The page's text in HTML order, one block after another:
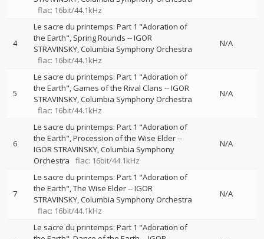
flac: 16bit/44.1kHz
4
Le sacre du printemps: Part 1 "Adoration of
the Earth", Spring Rounds --IGOR
STRAVINSKY Columbia Symphony Orchestra
flac: 16bit/44.1kHz
N/A
5
Le sacre du printemps: Part 1 "Adoration of
the Earth", Games of the Rival Clans --IGOR
STRAVINSKY Columbia Symphony Orchestra
flac: 16bit/44.1kHz
N/A
6
Le sacre du printemps: Part 1 "Adoration of
the Earth", Procession of the Wise Elder--
IGOR STRAVINSKY Columbia Symphony
Orchestra
flac: 16bit/44.1kHz
N/A
7
Le sacre du printemps: Part 1 "Adoration of
the Earth", The Wise Elder--IGOR
STRAVINSKY Columbia Symphony Orchestra
flac: 16bit/44.1kHz
N/A
Le sacre du printemps: Part 1 "Adoration of